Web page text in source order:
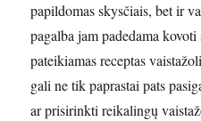
papildomas skysčiais, bet ir
pagalba jam padedama
pateikiamas receptas
gali ne tik paprastai pats
ar prisirinkti reikalingų